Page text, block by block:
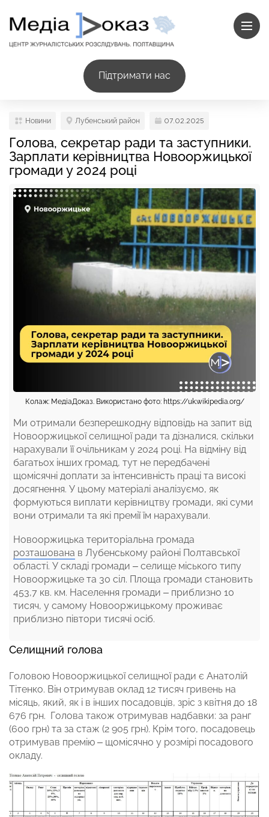
Підтримати нас
Новини Лубенський район 07.02.2025
Голова, секретар ради та заступники.
Зарплати керівництва Новооржицької
громади у 2024 році
Колаж: МедіаДоказ. Використано фото: https://uk.wikipedia.org/
Ми отримали безперешкодну відповідь на запит від
Новооржицької селищної ради та дізналися, скільки
нарахували її очільникам у 2024 році. На відміну від
багатьох інших громад, тут не передбачені
щомісячні доплати за інтенсивність праці та високі
досягнення. У цьому матеріалі аналізуємо, як
формуються виплати керівництву громади, які суми
вони отримали та які премії їм нарахували.
Новооржицька територіальна громада
розташована в Лубенському районі Полтавської
області. У складі громади – селище міського типу
Новооржицьке та 30 сіл. Площа громади становить
453,7 кв. км. Населення громади – приблизно 10
тисяч, у самому Новооржицькому проживає
приблизно півтори тисячі осіб.
Селищний голова
Головою Новооржицької селищної ради є Анатолій
Тітенко. Він отримував оклад 12 тисяч гривень на
місяць, який, як і в інших посадовців, зріс з квітня до 18
676 грн. Голова також отримував надбавки: за ранг
(600 грн) та за стаж (2 905 грн). Крім того, посадовець
отримував премію – щомісячно у розмірі посадового
окладу.